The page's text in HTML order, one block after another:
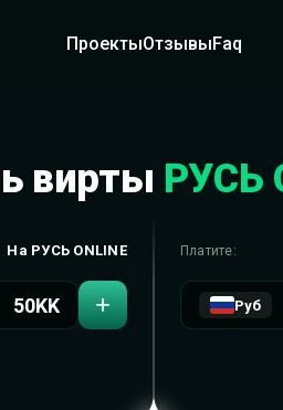
ПроектыОтзывыFaq
вирты РУСЬ
На РУСЬ ONLINE
+
Платите:
Руб